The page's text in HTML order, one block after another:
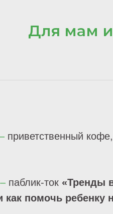
Для мам и
приветственный
– паблик-ток «Тренды
как помочь ребенку